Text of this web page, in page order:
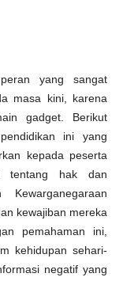
peran yang sangat
masa kini, karena
gadget. Berikut
ini yang
kepada peserta
tentang hak dan
kewajiban mereka
pemahaman ini,
kehidupan sehari-
negatif yang